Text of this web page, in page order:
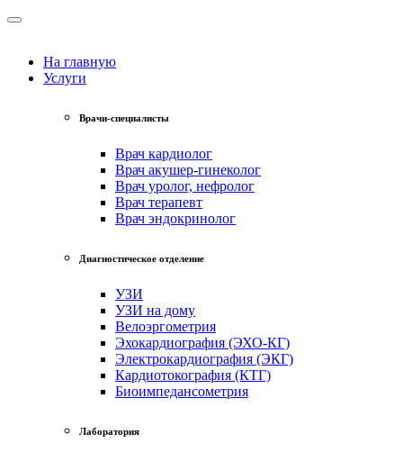
На главную
Услуги
Врачи-специалисты
Врач кардиолог
Врач акушер-гинеколог
Врач уролог, нефролог
Врач терапевт
Врач эндокринолог
Диагностическое отделение
УЗИ
УЗИ на дому
Велоэргометрия
Эхокардиография (ЭХО-КГ)
Электрокардиография (ЭКГ)
Кардиотокография (КТГ)
Биоимпедансометрия
Лаборатория